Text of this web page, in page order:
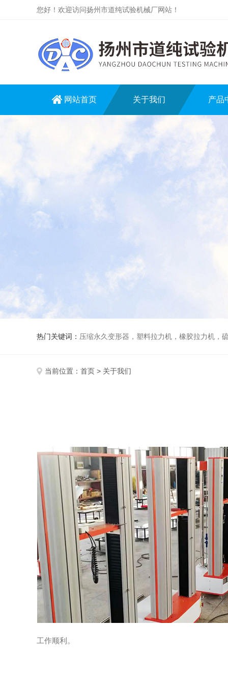
您好！欢迎访问扬州市道纯试验机械厂网站！
网站首页 关于我们 产品
热门关键词： 压缩永久变形器，塑料拉力机，橡胶拉力机，
当前位置： 首页 > 关于我们
工作顺利。